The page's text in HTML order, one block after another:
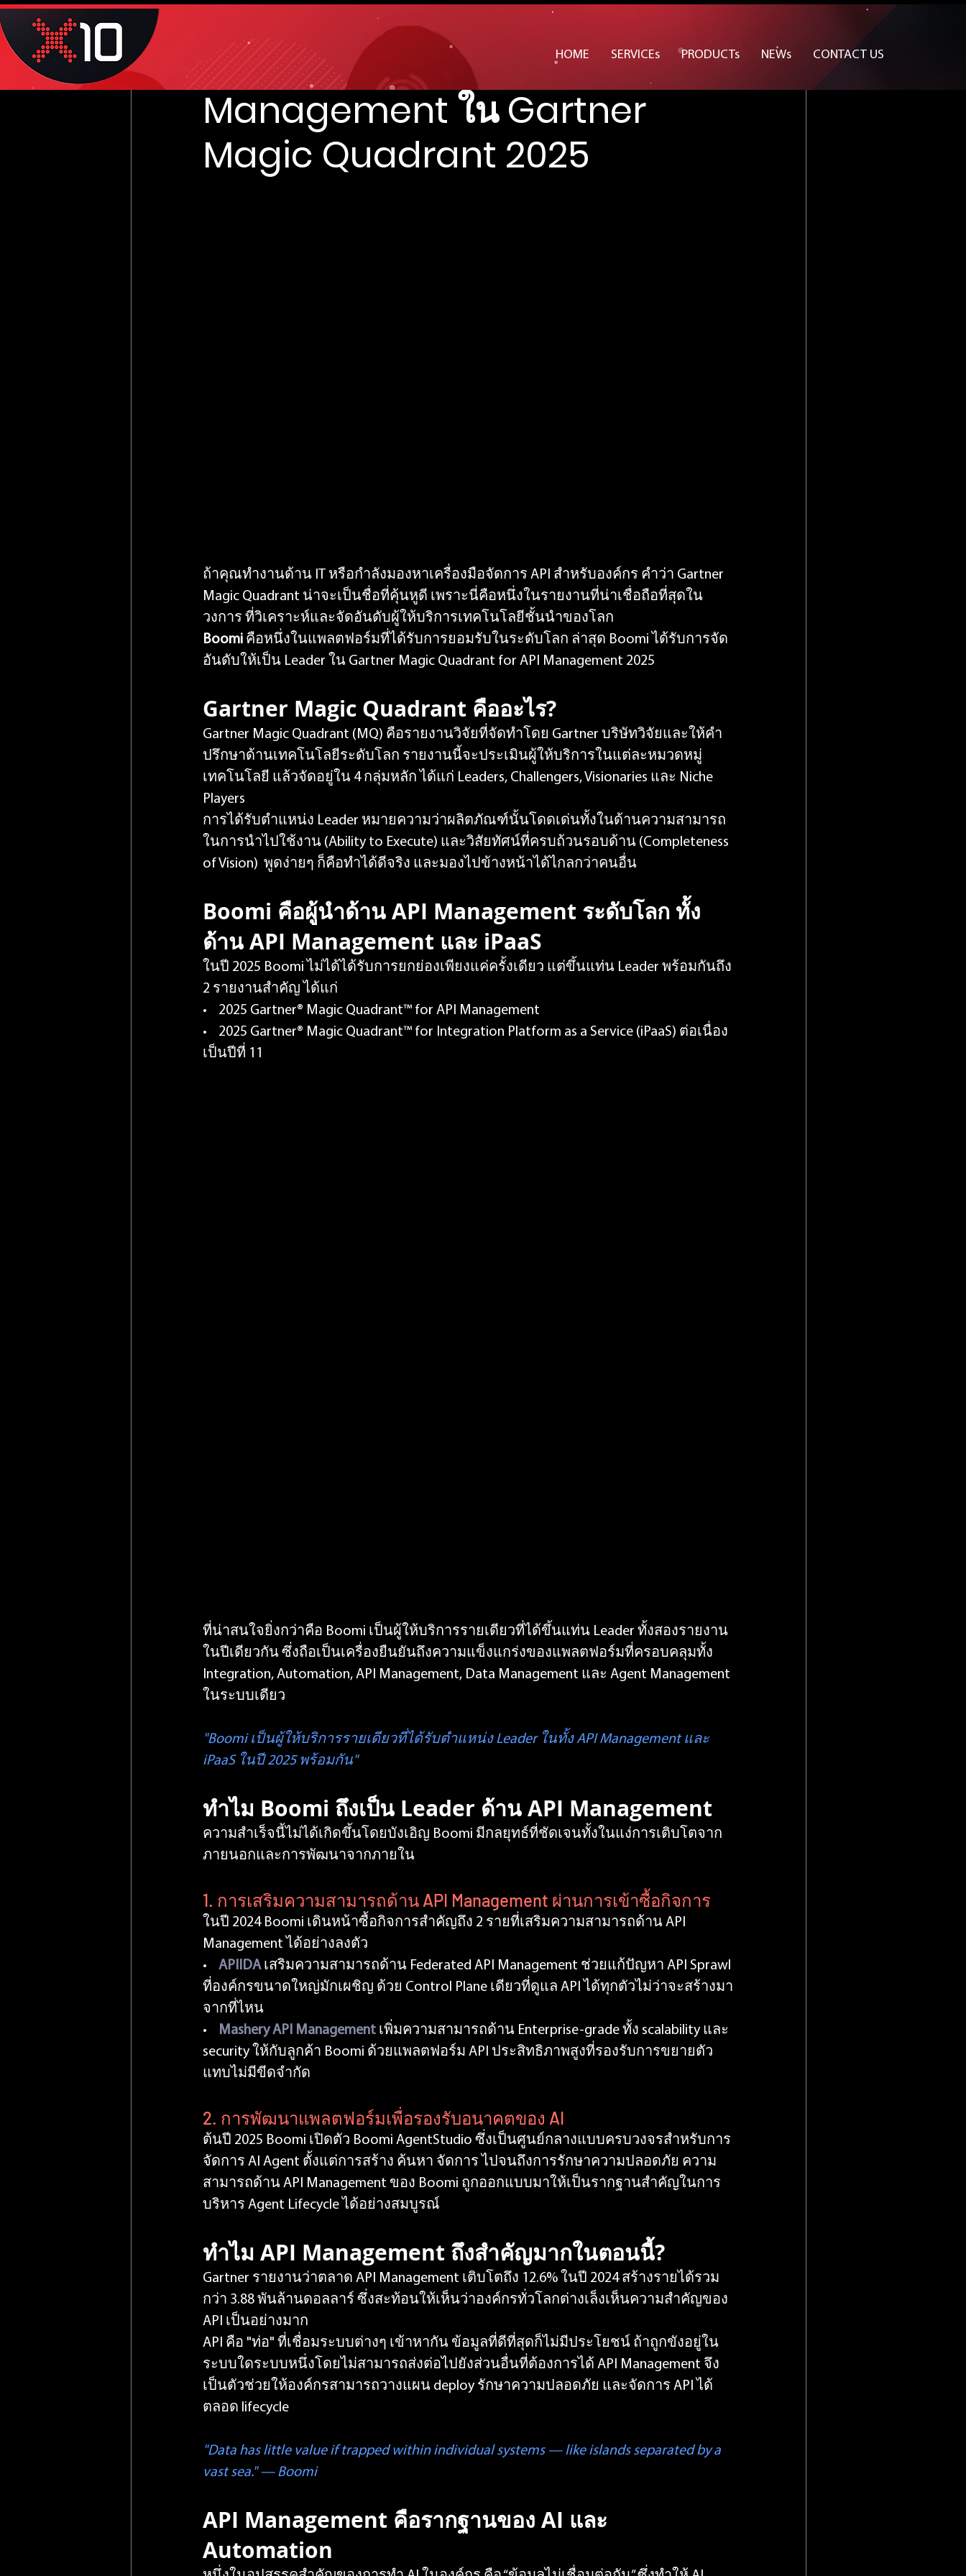
HOME SERVICEs PRODUCTs NEWs CONTACT US
Boomi ขึ้นแท่น Leader ด้าน API
Management ใน Gartner
Magic Quadrant 2025
ถ้าคุณทำงานด้าน IT หรือกำลังมองหาเครื่องมือจัดการ API สำหรับองค์กร คำว่า Gartner
Magic Quadrant น่าจะเป็นชื่อที่คุ้นหูดี เพราะนี่คือหนึ่งในรายงานที่น่าเชื่อถือที่สุดใน
วงการ ที่วิเคราะห์และจัดอันดับผู้ให้บริการเทคโนโลยีชั้นนำของโลก
Boomi คือหนึ่งในแพลตฟอร์มที่ได้รับการยอมรับในระดับโลก ล่าสุด Boomi ได้รับการจัด
อันดับให้เป็น Leader ใน Gartner Magic Quadrant for API Management 2025
Gartner Magic Quadrant คืออะไร?
Gartner Magic Quadrant (MQ) คือรายงานวิจัยที่จัดทำโดย Gartner บริษัทวิจัยและให้คำ
ปรึกษาด้านเทคโนโลยีระดับโลก รายงานนี้จะประเมินผู้ให้บริการในแต่ละหมวดหมู่
เทคโนโลยี แล้วจัดอยู่ใน 4 กลุ่มหลัก ได้แก่ Leaders, Challengers, Visionaries และ Niche
Players
การได้รับตำแหน่ง Leader หมายความว่าผลิตภัณฑ์นั้นโดดเด่นทั้งในด้านความสามารถ
ในการนำไปใช้งาน (Ability to Execute) และวิสัยทัศน์ที่ครบถ้วนรอบด้าน (Completeness
of Vision)  พูดง่ายๆ ก็คือทำได้ดีจริง และมองไปข้างหน้าได้ไกลกว่าคนอื่น
Boomi คือผู้นำด้าน API Management ระดับโลก ทั้ง
ด้าน API Management และ iPaaS
ในปี 2025 Boomi ไม่ได้ได้รับการยกย่องเพียงแค่ครั้งเดียว แต่ขึ้นแท่น Leader พร้อมกันถึง
2 รายงานสำคัญ ได้แก่
•    2025 Gartner® Magic Quadrant™ for API Management
•    2025 Gartner® Magic Quadrant™ for Integration Platform as a Service (iPaaS) ต่อเนื่อง
เป็นปีที่ 11
ที่น่าสนใจยิ่งกว่าคือ Boomi เป็นผู้ให้บริการรายเดียวที่ได้ขึ้นแท่น Leader ทั้งสองรายงาน
ในปีเดียวกัน ซึ่งถือเป็นเครื่องยืนยันถึงความแข็งแกร่งของแพลตฟอร์มที่ครอบคลุมทั้ง
Integration, Automation, API Management, Data Management และ Agent Management
ในระบบเดียว
"Boomi เป็นผู้ให้บริการรายเดียวที่ได้รับตำแหน่ง Leader ในทั้ง API Management และ
iPaaS ในปี 2025 พร้อมกัน"
ทำไม Boomi ถึงเป็น Leader ด้าน API Management
ความสำเร็จนี้ไม่ได้เกิดขึ้นโดยบังเอิญ Boomi มีกลยุทธ์ที่ชัดเจนทั้งในแง่การเติบโตจาก
ภายนอกและการพัฒนาจากภายใน
1. การเสริมความสามารถด้าน API Management ผ่านการเข้าซื้อกิจการ
ในปี 2024 Boomi เดินหน้าซื้อกิจการสำคัญถึง 2 รายที่เสริมความสามารถด้าน API
Management ได้อย่างลงตัว
•
APIIDA เสริมความสามารถด้าน Federated API Management ช่วยแก้ปัญหา API Sprawl
ที่องค์กรขนาดใหญ่มักเผชิญ ด้วย Control Plane เดียวที่ดูแล API ได้ทุกตัวไม่ว่าจะสร้างมา
จากที่ไหน
•
Mashery API Management เพิ่มความสามารถด้าน Enterprise-grade ทั้ง scalability และ
security ให้กับลูกค้า Boomi ด้วยแพลตฟอร์ม API ประสิทธิภาพสูงที่รองรับการขยายตัว
แทบไม่มีขีดจำกัด
2. การพัฒนาแพลตฟอร์มเพื่อรองรับอนาคตของ AI
ต้นปี 2025 Boomi เปิดตัว Boomi AgentStudio ซึ่งเป็นศูนย์กลางแบบครบวงจรสำหรับการ
จัดการ AI Agent ตั้งแต่การสร้าง ค้นหา จัดการ ไปจนถึงการรักษาความปลอดภัย ความ
สามารถด้าน API Management ของ Boomi ถูกออกแบบมาให้เป็นรากฐานสำคัญในการ
บริหาร Agent Lifecycle ได้อย่างสมบูรณ์
ทำไม API Management ถึงสำคัญมากในตอนนี้?
Gartner รายงานว่าตลาด API Management เติบโตถึง 12.6% ในปี 2024 สร้างรายได้รวม
กว่า 3.88 พันล้านดอลลาร์ ซึ่งสะท้อนให้เห็นว่าองค์กรทั่วโลกต่างเล็งเห็นความสำคัญของ
API เป็นอย่างมาก
API คือ "ท่อ" ที่เชื่อมระบบต่างๆ เข้าหากัน ข้อมูลที่ดีที่สุดก็ไม่มีประโยชน์ ถ้าถูกขังอยู่ใน
ระบบใดระบบหนึ่งโดยไม่สามารถส่งต่อไปยังส่วนอื่นที่ต้องการได้ API Management จึง
เป็นตัวช่วยให้องค์กรสามารถวางแผน deploy รักษาความปลอดภัย และจัดการ API ได้
ตลอด lifecycle
"Data has little value if trapped within individual systems — like islands separated by a
vast sea." — Boomi
API Management คือรากฐานของ AI และ
Automation